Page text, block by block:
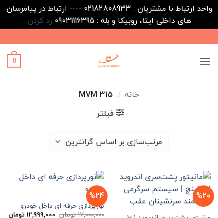
واحد ارتباط با مشتریان : 02182808933 ---- ارتباط در پیامرسان
های داخلی ایتا، روبیکا و بله : 09031116395
رد کردن
to
content
0
خانه /
فیلتر
%20
%24
نورپردازی حرفه ای داخل خودرو
17,000,000تومان قیمت
12,999,000 تومان